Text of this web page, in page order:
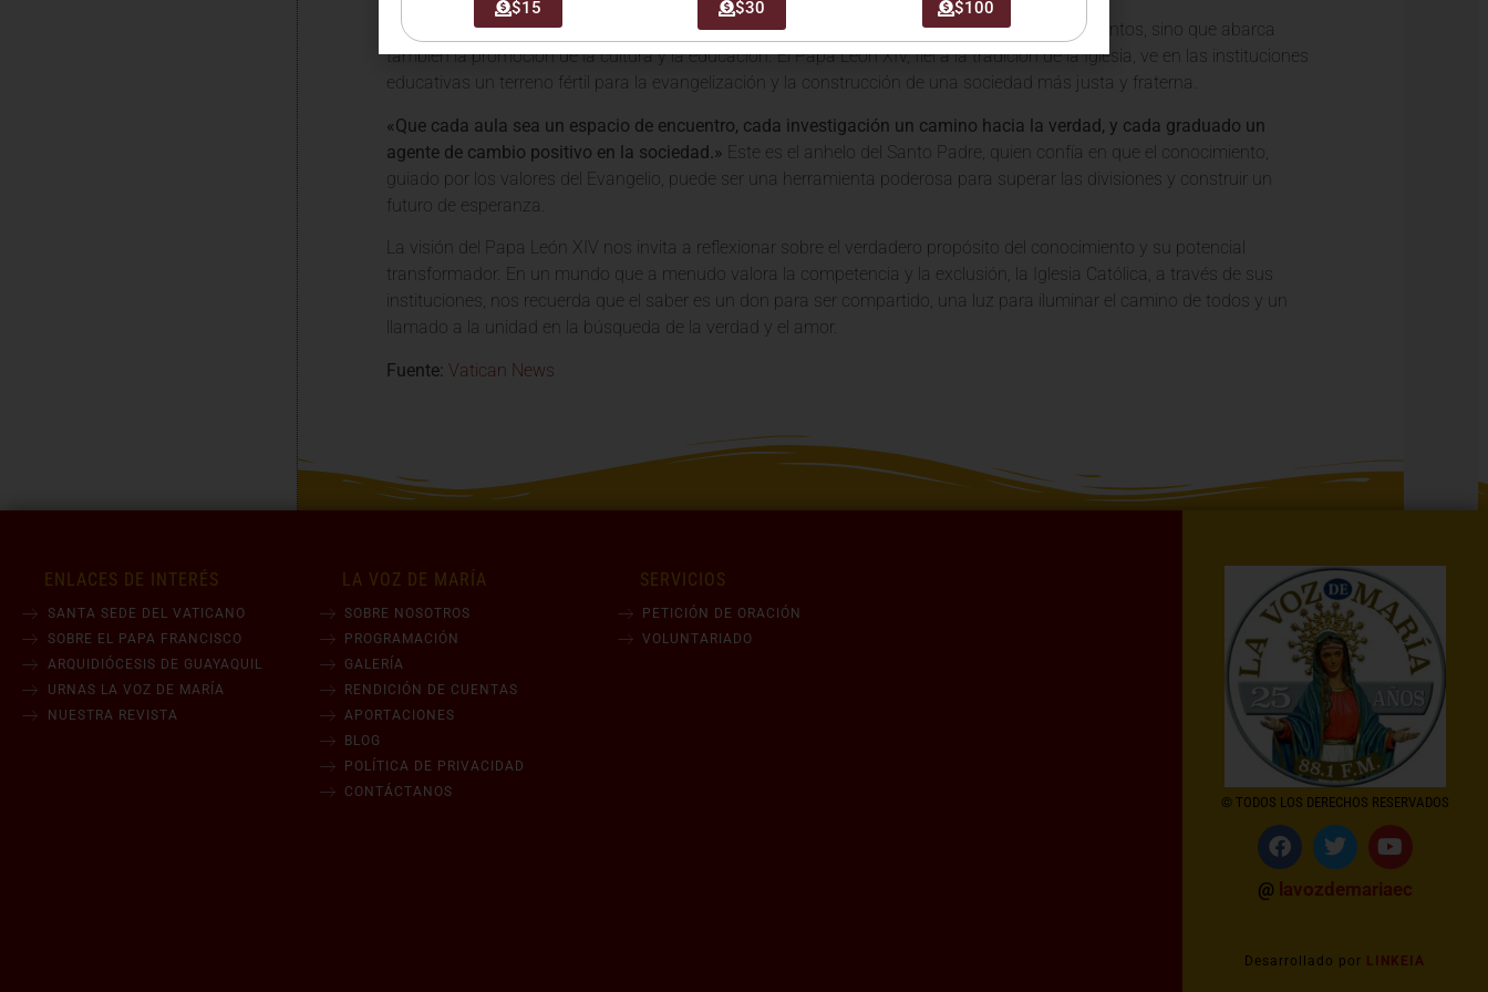
La misión de la Iglesia Católica no se limita a la predicación y la administración de los sacramentos, sino que abarca
también la promoción de la cultura y la educación. El Papa León XIV, fiel a la tradición de la Iglesia, ve en las instituciones
educativas un terreno fértil para la evangelización y la construcción de una sociedad más justa y fraterna.
«Que cada aula sea un espacio de encuentro, cada investigación un camino hacia la verdad, y cada graduado un
agente de cambio positivo en la sociedad.» Este es el anhelo del Santo Padre, quien confía en que el conocimiento,
guiado por los valores del Evangelio, puede ser una herramienta poderosa para superar las divisiones y construir un
futuro de esperanza.
La visión del Papa León XIV nos invita a reflexionar sobre el verdadero propósito del conocimiento y su potencial
transformador. En un mundo que a menudo valora la competencia y la exclusión, la Iglesia Católica, a través de sus
instituciones, nos recuerda que el saber es un don para ser compartido, una luz para iluminar el camino de todos y un
llamado a la unidad en la búsqueda de la verdad y el amor.
Fuente: Vatican News
ENLACES DE INTERÉS
SANTA SEDE DEL VATICANO
SOBRE EL PAPA FRANCISCO
ARQUIDIÓCESIS DE GUAYAQUIL
URNAS LA VOZ DE MARÍA
NUESTRA REVISTA
LA VOZ DE MARÍA
SOBRE NOSOTROS
PROGRAMACIÓN
GALERÍA
RENDICIÓN DE CUENTAS
APORTACIONES
BLOG
POLÍTICA DE PRIVACIDAD
CONTÁCTANOS
SERVICIOS
PETICIÓN DE ORACIÓN
VOLUNTARIADO
© TODOS LOS DERECHOS RESERVADOS
@ lavozdemariaec
Desarrollado por LINKEIA
$15 $30 $100